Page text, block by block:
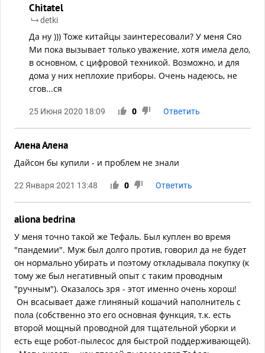
Chitatel
detki
Да ну ))) Тоже китайцы заинтересовали? У меня Сяо
Ми пока вызывает только уважение, хотя имела дело,
в основном, с цифровой техникой. Возможно, и для
дома у них неплохие приборы. Очень надеюсь, не
сгов...ся
25 Июня 2020 18:09 0 Ответить
Алена Алена
Дайсон бы купили - и проблем не знали
22 Января 2021 13:48 0 Ответить
aliona bedrina
У меня точно такой же Тефаль. Был куплен во время
"пандемии". Муж был долго против, говорил да не будет
он нормально убирать и поэтому откладывала покупку (к
тому же был негативный опыт с таким проводным
"ручным"). Оказалось зря - этот именно очень хорош!
Он всасывает даже глиняный кошачий наполнитель с
пола (собственно это его основная функция, т.к. есть
второй мощный проводной для тщательной уборки и
есть еще робот-пылесос для быстрой поддерживающей).